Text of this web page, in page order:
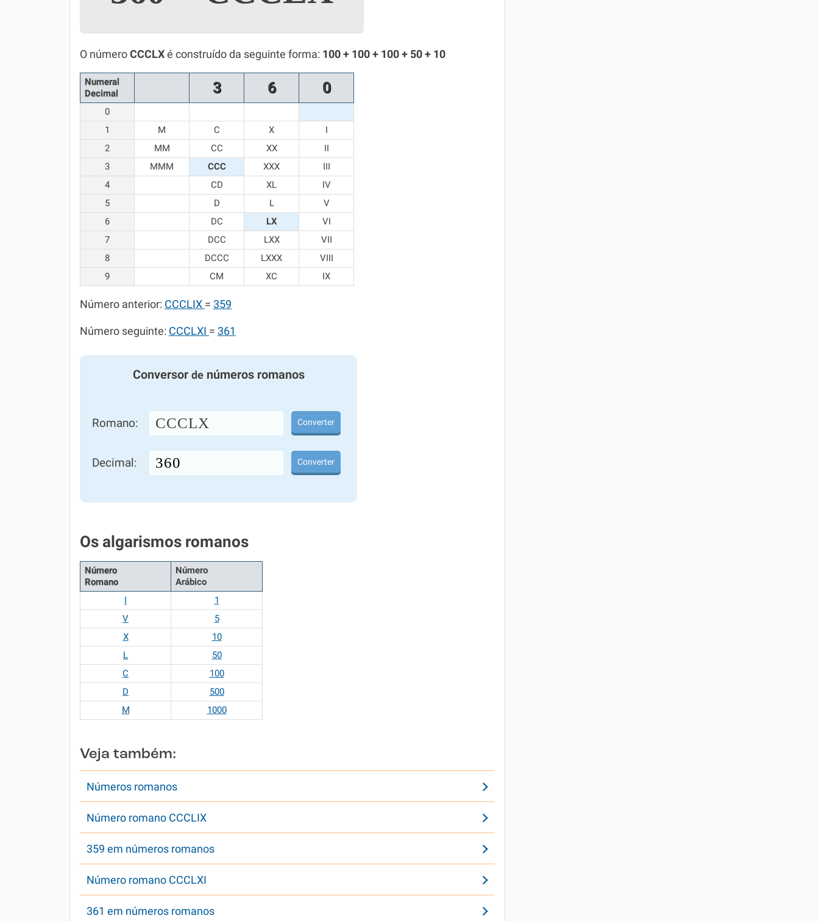
Química
Todos os Exercícios
O número CCCLX é construído da seguinte forma: 100 + 100 + 100 + 50 + 10
Numeral
Decimal
3 6 0
0
1
M C X
I
2
MM CC XX
II
3
MMM CCC XXX
III
4
CD XL
IV
5
D L
V
6
DC LX
VI
7
DCC LXX
VII
8
DCCC LXXX
VIII
9
CM XC IX
Número anterior: CCCLIX = 359
Número seguinte: CCCLXI = 361
Conversor denúmeros romanos
Romano: CCCLX Converter
Decimal: Converter
Os algarismos romanos
Número
Romano
Número
Arábico
I
1
V
5
X
10
L
50
C
100
D
500
M
1000
Veja também:
Números romanos
Número romano CCCLIX
359 em números romanos
Número romano CCCLXI
361 em números romanos